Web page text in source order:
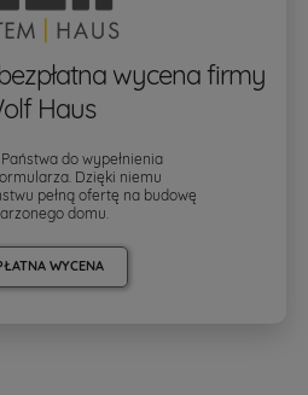
wycena firmy
Haus
do wypełnienia
Dzięki niemu
pełną ofertę na budowę
domu.
WYCENA